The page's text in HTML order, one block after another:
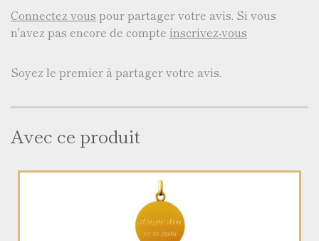
Connectez vous pour partager votre avis. Si vous
n'avez pas encore de compte inscrivez-vous
Soyez le premier à partager votre avis.
Avec ce produit